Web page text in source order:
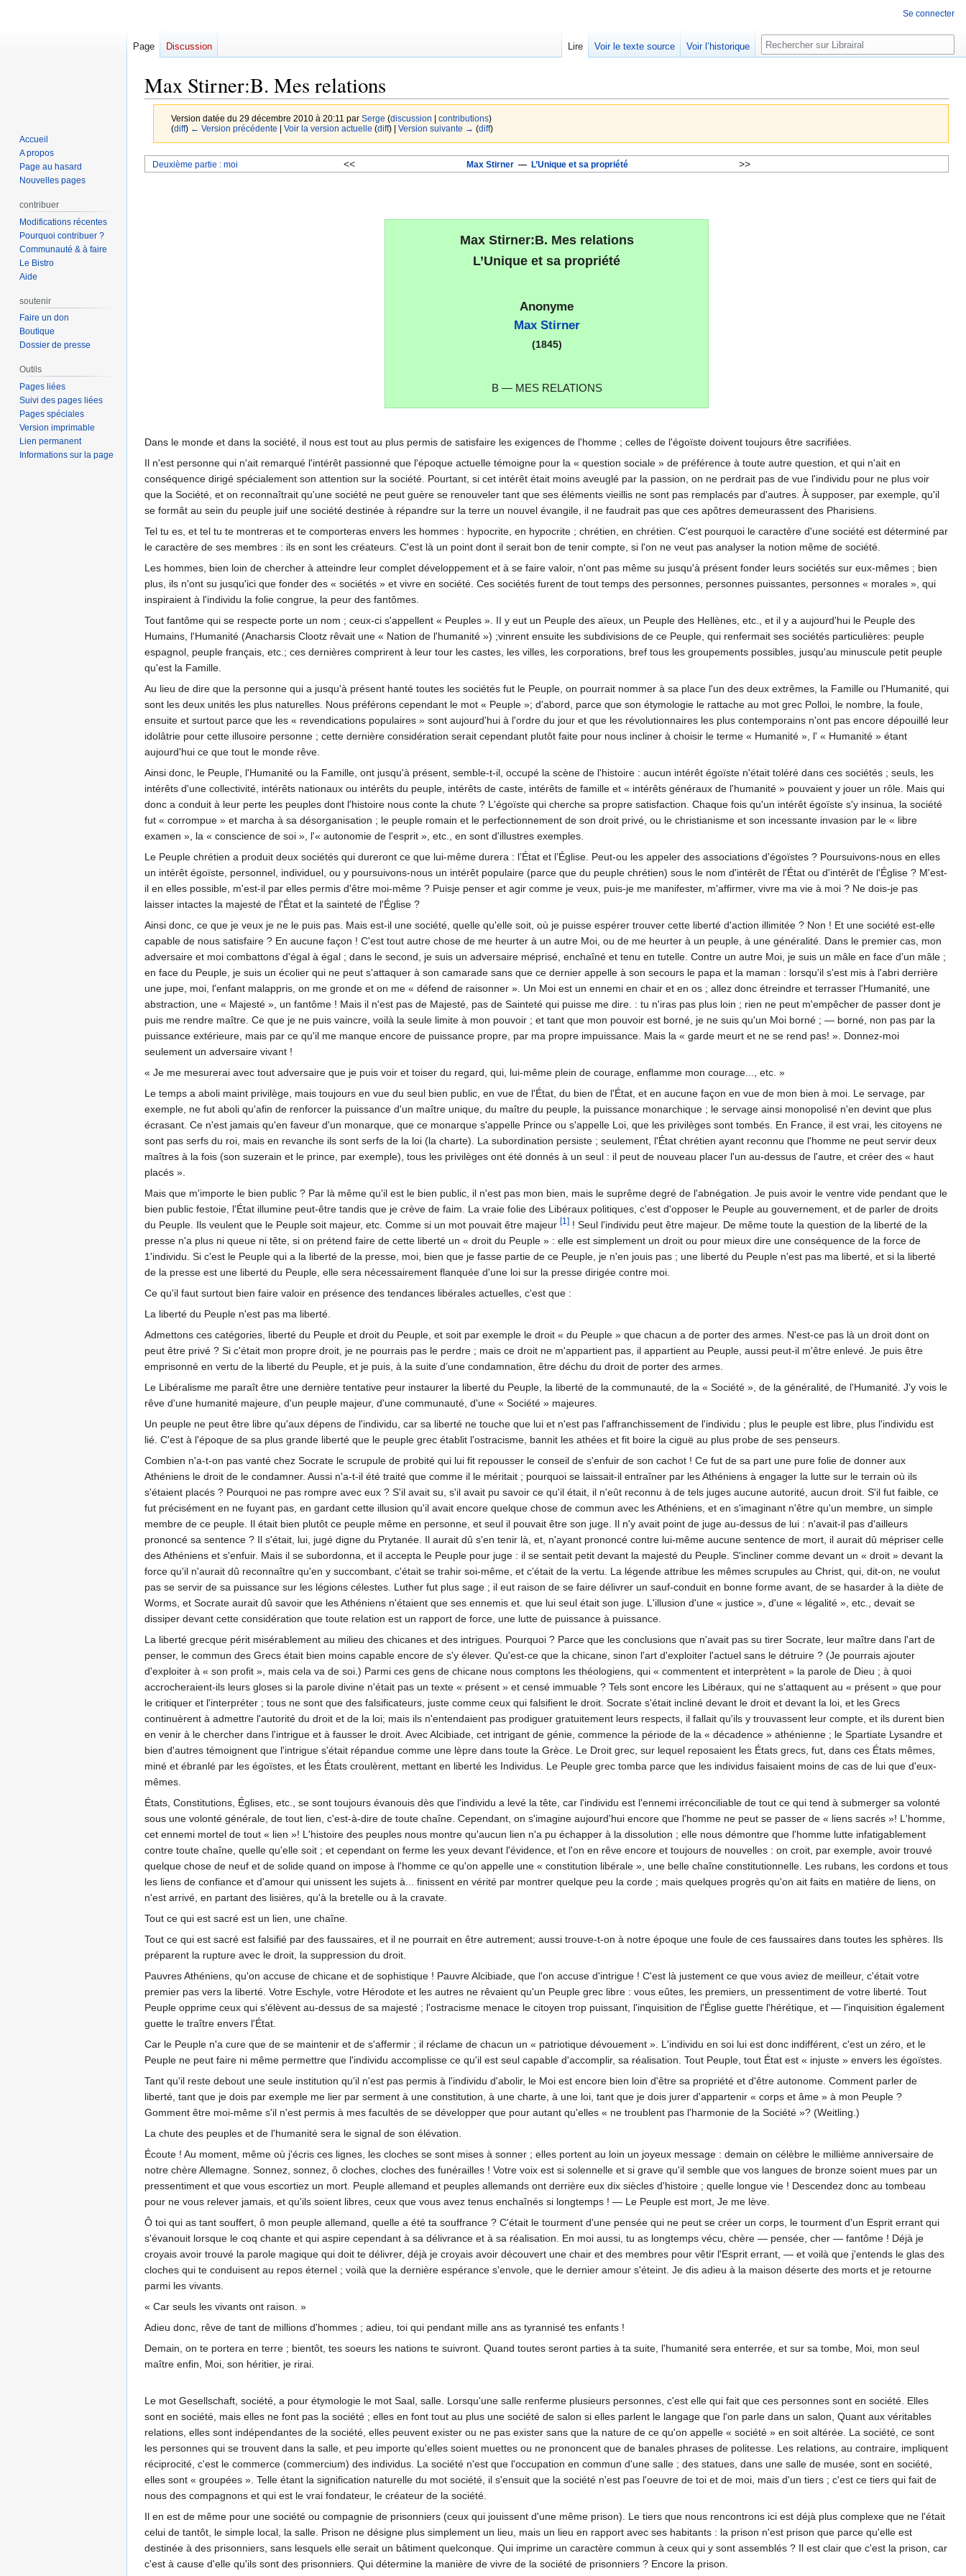
Max Stirner:B. Mes relations
Version datée du 29 décembre 2010 à 20:11 par Serge (discussion contributions)
(diff) ← Version précédente Voir la version actuelle (diff) | Version suivante → (diff)
Aller
Aller
Deuxième partie : moi << Max Stirner— L’Unique et sa propriété >>
Max Stirner:B. Mes relations
L’Unique et sa propriété
Anonyme
Max Stirner
(1845)
B — MES RELATIONS
Dans le monde et dans la société, il nous est tout au plus permis de satisfaire les exigences de l'homme ; celles de l'égoïste doivent toujours être sacrifiées.
Il n'est personne qui n'ait remarqué l'intérêt passionné que l'époque actuelle témoigne pour la « question sociale » de préférence à toute autre question, et qui n'ait en
conséquence dirigé spécialement son attention sur la société. Pourtant, si cet intérêt était moins aveuglé par la passion, on ne perdrait pas de vue l'individu pour ne plus voir
que la Société, et on reconnaîtrait qu'une société ne peut guère se renouveler tant que ses éléments vieillis ne sont pas remplacés par d'autres. À supposer, par exemple, qu'il
se formât au sein du peuple juif une société destinée à répandre sur la terre un nouvel évangile, il ne faudrait pas que ces apôtres demeurassent des Pharisiens.
Tel tu es, et tel tu te montreras et te comporteras envers les hommes : hypocrite, en hypocrite ; chrétien, en chrétien. C'est pourquoi le caractère d'une société est déterminé par
le caractère de ses membres : ils en sont les créateurs. C'est là un point dont il serait bon de tenir compte, si l'on ne veut pas analyser la notion même de société.
Les hommes, bien loin de chercher à atteindre leur complet développement et à se faire valoir, n'ont pas même su jusqu'à présent fonder leurs sociétés sur eux-mêmes ; bien
plus, ils n'ont su jusqu'ici que fonder des « sociétés » et vivre en société. Ces sociétés furent de tout temps des personnes, personnes puissantes, personnes « morales », qui
inspiraient à l'individu la folie congrue, la peur des fantômes.
Tout fantôme qui se respecte porte un nom ; ceux-ci s'appellent « Peuples ». II y eut un Peuple des aïeux, un Peuple des Hellènes, etc., et il y a aujourd'hui le Peuple des
Humains, l'Humanité (Anacharsis Clootz rêvait une « Nation de l'humanité ») ;vinrent ensuite les subdivisions de ce Peuple, qui renfermait ses sociétés particulières: peuple
espagnol, peuple français, etc.; ces dernières comprirent à leur tour les castes, les villes, les corporations, bref tous les groupements possibles, jusqu'au minuscule petit peuple
qu'est la Famille.
Au lieu de dire que la personne qui a jusqu'à présent hanté toutes les sociétés fut le Peuple, on pourrait nommer à sa place l'un des deux extrêmes, la Famille ou l'Humanité, qui
sont les deux unités les plus naturelles. Nous préférons cependant le mot « Peuple »; d'abord, parce que son étymologie le rattache au mot grec Polloi, le nombre, la foule,
ensuite et surtout parce que les « revendications populaires » sont aujourd'hui à l'ordre du jour et que les révolutionnaires les plus contemporains n'ont pas encore dépouillé leur
idolâtrie pour cette illusoire personne ; cette dernière considération serait cependant plutôt faite pour nous incliner à choisir le terme « Humanité », l' « Humanité » étant
aujourd'hui ce que tout le monde rêve.
Ainsi donc, le Peuple, l'Humanité ou la Famille, ont jusqu'à présent, semble-t-il, occupé la scène de l'histoire : aucun intérêt égoïste n'était toléré dans ces sociétés ; seuls, les
intérêts d'une collectivité, intérêts nationaux ou intérêts du peuple, intérêts de caste, intérêts de famille et « intérêts généraux de l'humanité » pouvaient y jouer un rôle. Mais qui
donc a conduit à leur perte les peuples dont l'histoire nous conte la chute ? L'égoïste qui cherche sa propre satisfaction. Chaque fois qu'un intérêt égoïste s'y insinua, la société
fut « corrompue » et marcha à sa désorganisation ; le peuple romain et le perfectionnement de son droit privé, ou le christianisme et son incessante invasion par le « libre
examen », la « conscience de soi », l'« autonomie de l'esprit », etc., en sont d'illustres exemples.
Le Peuple chrétien a produit deux sociétés qui dureront ce que lui-même durera : l’État et l’Église. Peut-ou les appeler des associations d'égoïstes ? Poursuivons-nous en elles
un intérêt égoïste, personnel, individuel, ou y poursuivons-nous un intérêt populaire (parce que du peuple chrétien) sous le nom d'intérêt de l'État ou d'intérêt de l'Église ? M'est-
il en elles possible, m'est-il par elles permis d'être moi-même ? Puisje penser et agir comme je veux, puis-je me manifester, m'affirmer, vivre ma vie à moi ? Ne dois-je pas
laisser intactes la majesté de l'État et la sainteté de l'Église ?
Ainsi donc, ce que je veux je ne le puis pas. Mais est-il une société, quelle qu'elle soit, où je puisse espérer trouver cette liberté d'action illimitée ? Non ! Et une société est-elle
capable de nous satisfaire ? En aucune façon ! C'est tout autre chose de me heurter à un autre Moi, ou de me heurter à un peuple, à une généralité. Dans le premier cas, mon
adversaire et moi combattons d'égal à égal ; dans le second, je suis un adversaire méprisé, enchaîné et tenu en tutelle. Contre un autre Moi, je suis un mâle en face d'un mâle ;
en face du Peuple, je suis un écolier qui ne peut s'attaquer à son camarade sans que ce dernier appelle à son secours le papa et la maman : lorsqu'il s'est mis à l'abri derrière
une jupe, moi, l'enfant malappris, on me gronde et on me « défend de raisonner ». Un Moi est un ennemi en chair et en os ; allez donc étreindre et terrasser l'Humanité, une
abstraction, une « Majesté », un fantôme ! Mais il n'est pas de Majesté, pas de Sainteté qui puisse me dire. : tu n'iras pas plus loin ; rien ne peut m'empêcher de passer dont je
puis me rendre maître. Ce que je ne puis vaincre, voilà la seule limite à mon pouvoir ; et tant que mon pouvoir est borné, je ne suis qu'un Moi borné ; — borné, non pas par la
puissance extérieure, mais par ce qu'il me manque encore de puissance propre, par ma propre impuissance. Mais la « garde meurt et ne se rend pas! ». Donnez-moi
seulement un adversaire vivant !
« Je me mesurerai avec tout adversaire que je puis voir et toiser du regard, qui, lui-même plein de courage, enflamme mon courage..., etc. »
Le temps a aboli maint privilège, mais toujours en vue du seul bien public, en vue de l'État, du bien de l'État, et en aucune façon en vue de mon bien à moi. Le servage, par
exemple, ne fut aboli qu'afin de renforcer la puissance d'un maître unique, du maître du peuple, la puissance monarchique ; le servage ainsi monopolisé n'en devint que plus
écrasant. Ce n'est jamais qu'en faveur d'un monarque, que ce monarque s'appelle Prince ou s'appelle Loi, que les privilèges sont tombés. En France, il est vrai, les citoyens ne
sont pas serfs du roi, mais en revanche ils sont serfs de la loi (la charte). La subordination persiste ; seulement, l'État chrétien ayant reconnu que l'homme ne peut servir deux
maîtres à la fois (son suzerain et le prince, par exemple), tous les privilèges ont été donnés à un seul : il peut de nouveau placer l'un au-dessus de l'autre, et créer des « haut
placés ».
Mais que m'importe le bien public ? Par là même qu'il est le bien public, il n'est pas mon bien, mais le suprême degré de l'abnégation. Je puis avoir le ventre vide pendant que le
bien public festoie, l'État illumine peut-être tandis que je crève de faim. La vraie folie des Libéraux politiques, c'est d'opposer le Peuple au gouvernement, et de parler de droits
du Peuple. Ils veulent que le Peuple soit majeur, etc. Comme si un mot pouvait être majeur [1] ! Seul l'individu peut être majeur. De même toute la question de la liberté de la
presse n'a plus ni queue ni tête, si on prétend faire de cette liberté un « droit du Peuple » : elle est simplement un droit ou pour mieux dire une conséquence de la force de
1'individu. Si c'est le Peuple qui a la liberté de la presse, moi, bien que je fasse partie de ce Peuple, je n'en jouis pas ; une liberté du Peuple n'est pas ma liberté, et si la liberté
de la presse est une liberté du Peuple, elle sera nécessairement flanquée d'une loi sur la presse dirigée contre moi.
Ce qu'il faut surtout bien faire valoir en présence des tendances libérales actuelles, c'est que :
La liberté du Peuple n'est pas ma liberté.
Admettons ces catégories, liberté du Peuple et droit du Peuple, et soit par exemple le droit « du Peuple » que chacun a de porter des armes. N'est-ce pas là un droit dont on
peut être privé ? Si c'était mon propre droit, je ne pourrais pas le perdre ; mais ce droit ne m'appartient pas, il appartient au Peuple, aussi peut-il m'être enlevé. Je puis être
emprisonné en vertu de la liberté du Peuple, et je puis, à la suite d’une condamnation, être déchu du droit de porter des armes.
Le Libéralisme me paraît être une dernière tentative peur instaurer la liberté du Peuple, la liberté de la communauté, de la « Société », de la généralité, de l'Humanité. J'y vois le
rêve d'une humanité majeure, d'un peuple majeur, d'une communauté, d'une « Société » majeures.
Un peuple ne peut être libre qu'aux dépens de l'individu, car sa liberté ne touche que lui et n'est pas l'affranchissement de l'individu ; plus le peuple est libre, plus l'individu est
lié. C'est à l'époque de sa plus grande liberté que le peuple grec établit l'ostracisme, bannit les athées et fit boire la ciguë au plus probe de ses penseurs.
Combien n'a-t-on pas vanté chez Socrate le scrupule de probité qui lui fit repousser le conseil de s'enfuir de son cachot ! Ce fut de sa part une pure folie de donner aux
Athéniens le droit de le condamner. Aussi n'a-t-il été traité que comme il le méritait ; pourquoi se laissait-il entraîner par les Athéniens à engager la lutte sur le terrain où ils
s'étaient placés ? Pourquoi ne pas rompre avec eux ? S'il avait su, s'il avait pu savoir ce qu'il était, il n'eût reconnu à de tels juges aucune autorité, aucun droit. S'il fut faible, ce
fut précisément en ne fuyant pas, en gardant cette illusion qu'il avait encore quelque chose de commun avec les Athéniens, et en s'imaginant n'être qu'un membre, un simple
membre de ce peuple. Il était bien plutôt ce peuple même en personne, et seul il pouvait être son juge. Il n'y avait point de juge au-dessus de lui : n'avait-il pas d'ailleurs
prononcé sa sentence ? Il s'était, lui, jugé digne du Prytanée. Il aurait dû s'en tenir là, et, n'ayant prononcé contre lui-même aucune sentence de mort, il aurait dû mépriser celle
des Athéniens et s'enfuir. Mais il se subordonna, et il accepta le Peuple pour juge : il se sentait petit devant la majesté du Peuple. S'incliner comme devant un « droit » devant la
force qu'il n'aurait dû reconnaître qu'en y succombant, c'était se trahir soi-même, et c'était de la vertu. La légende attribue les mêmes scrupules au Christ, qui, dit-on, ne voulut
pas se servir de sa puissance sur les légions célestes. Luther fut plus sage ; il eut raison de se faire délivrer un sauf-conduit en bonne forme avant, de se hasarder à la diète de
Worms, et Socrate aurait dû savoir que les Athéniens n'étaient que ses ennemis et. que lui seul était son juge. L'illusion d'une « justice », d'une « légalité », etc., devait se
dissiper devant cette considération que toute relation est un rapport de force, une lutte de puissance à puissance.
La liberté grecque périt misérablement au milieu des chicanes et des intrigues. Pourquoi ? Parce que les conclusions que n'avait pas su tirer Socrate, leur maître dans l'art de
penser, le commun des Grecs était bien moins capable encore de s'y élever. Qu'est-ce que la chicane, sinon l'art d'exploiter l'actuel sans le détruire ? (Je pourrais ajouter
d'exploiter à « son profit », mais cela va de soi.) Parmi ces gens de chicane nous comptons les théologiens, qui « commentent et interprètent » la parole de Dieu ; à quoi
accrocheraient-ils leurs gloses si la parole divine n'était pas un texte « présent » et censé immuable ? Tels sont encore les Libéraux, qui ne s'attaquent au « présent » que pour
le critiquer et l'interpréter ; tous ne sont que des falsificateurs, juste comme ceux qui falsifient le droit. Socrate s'était incliné devant le droit et devant la loi, et les Grecs
continuèrent à admettre l'autorité du droit et de la loi; mais ils n'entendaient pas prodiguer gratuitement leurs respects, il fallait qu'ils y trouvassent leur compte, et ils durent bien
en venir à le chercher dans l'intrigue et à fausser le droit. Avec Alcibiade, cet intrigant de génie, commence la période de la « décadence » athénienne ; le Spartiate Lysandre et
bien d'autres témoignent que l'intrigue s'était répandue comme une lèpre dans toute la Grèce. Le Droit grec, sur lequel reposaient les États grecs, fut, dans ces États mêmes,
miné et ébranlé par les égoïstes, et les États croulèrent, mettant en liberté les Individus. Le Peuple grec tomba parce que les individus faisaient moins de cas de lui que d'eux-
mêmes.
États, Constitutions, Églises, etc., se sont toujours évanouis dès que l'individu a levé la tête, car l'individu est l'ennemi irréconciliable de tout ce qui tend à submerger sa volonté
sous une volonté générale, de tout lien, c'est-à-dire de toute chaîne. Cependant, on s'imagine aujourd'hui encore que l'homme ne peut se passer de « liens sacrés »! L'homme,
cet ennemi mortel de tout « lien »! L'histoire des peuples nous montre qu'aucun lien n'a pu échapper à la dissolution ; elle nous démontre que l'homme lutte infatigablement
contre toute chaîne, quelle qu'elle soit ; et cependant on ferme les yeux devant l'évidence, et l'on en rêve encore et toujours de nouvelles : on croit, par exemple, avoir trouvé
quelque chose de neuf et de solide quand on impose à l'homme ce qu'on appelle une « constitution libérale », une belle chaîne constitutionnelle. Les rubans, les cordons et tous
les liens de confiance et d'amour qui unissent les sujets à... finissent en vérité par montrer quelque peu la corde ; mais quelques progrès qu'on ait faits en matière de liens, on
n'est arrivé, en partant des lisières, qu'à la bretelle ou à la cravate.
Tout ce qui est sacré est un lien, une chaîne.
Tout ce qui est sacré est falsifié par des faussaires, et il ne pourrait en être autrement; aussi trouve-t-on à notre époque une foule de ces faussaires dans toutes les sphères. Ils
préparent la rupture avec le droit, la suppression du droit.
Pauvres Athéniens, qu'on accuse de chicane et de sophistique ! Pauvre Alcibiade, que l'on accuse d'intrigue ! C'est là justement ce que vous aviez de meilleur, c'était votre
premier pas vers la liberté. Votre Eschyle, votre Hérodote et les autres ne rêvaient qu'un Peuple grec libre : vous eûtes, les premiers, un pressentiment de votre liberté. Tout
Peuple opprime ceux qui s'élèvent au-dessus de sa majesté ; l'ostracisme menace le citoyen trop puissant, l'inquisition de l'Église guette l'hérétique, et — l'inquisition également
guette le traître envers l'État.
Car le Peuple n'a cure que de se maintenir et de s'affermir ; il réclame de chacun un « patriotique dévouement ». L'individu en soi lui est donc indifférent, c'est un zéro, et le
Peuple ne peut faire ni même permettre que l'individu accomplisse ce qu'il est seul capable d'accomplir, sa réalisation. Tout Peuple, tout État est « injuste » envers les égoïstes.
Tant qu'il reste debout une seule institution qu'il n'est pas permis à l'individu d'abolir, le Moi est encore bien loin d'être sa propriété et d'être autonome. Comment parler de
liberté, tant que je dois par exemple me lier par serment à une constitution, à une charte, à une loi, tant que je dois jurer d'appartenir « corps et âme » à mon Peuple ?
Gomment être moi-même s'il n'est permis à mes facultés de se développer que pour autant qu'elles « ne troublent pas l'harmonie de la Société »? (Weitling.)
La chute des peuples et de l'humanité sera le signal de son élévation.
Écoute ! Au moment, même où j'écris ces lignes, les cloches se sont mises à sonner ; elles portent au loin un joyeux message : demain on célèbre le millième anniversaire de
notre chère Allemagne. Sonnez, sonnez, ô cloches, cloches des funérailles ! Votre voix est si solennelle et si grave qu'il semble que vos langues de bronze soient mues par un
pressentiment et que vous escortiez un mort. Peuple allemand et peuples allemands ont derrière eux dix siècles d'histoire ; quelle longue vie ! Descendez donc au tombeau
pour ne vous relever jamais, et qu'ils soient libres, ceux que vous avez tenus enchaînés si longtemps ! — Le Peuple est mort, Je me lève.
Ô toi qui as tant souffert, ô mon peuple allemand, quelle a été ta souffrance ? C'était le tourment d'une pensée qui ne peut se créer un corps, le tourment d'un Esprit errant qui
s'évanouit lorsque le coq chante et qui aspire cependant à sa délivrance et à sa réalisation. En moi aussi, tu as longtemps vécu, chère — pensée, cher — fantôme ! Déjà je
croyais avoir trouvé la parole magique qui doit te délivrer, déjà je croyais avoir découvert une chair et des membres pour vêtir l'Esprit errant, — et voilà que j'entends le glas des
cloches qui te conduisent au repos éternel ; voilà que la dernière espérance s'envole, que le dernier amour s'éteint. Je dis adieu à la maison déserte des morts et je retourne
parmi les vivants.
« Car seuls les vivants ont raison. »
Adieu donc, rêve de tant de millions d'hommes ; adieu, toi qui pendant mille ans as tyrannisé tes enfants !
Demain, on te portera en terre ; bientôt, tes soeurs les nations te suivront. Quand toutes seront parties à ta suite, l'humanité sera enterrée, et sur sa tombe, Moi, mon seul
maître enfin, Moi, son héritier, je rirai.
Le mot Gesellschaft, société, a pour étymologie le mot Saal, salle. Lorsqu'une salle renferme plusieurs personnes, c'est elle qui fait que ces personnes sont en société. Elles
sont en société, mais elles ne font pas la société ; elles en font tout au plus une société de salon si elles parlent le langage que l'on parle dans un salon, Quant aux véritables
relations, elles sont indépendantes de la société, elles peuvent exister ou ne pas exister sans que la nature de ce qu'on appelle « société » en soit altérée. La société, ce sont
les personnes qui se trouvent dans la salle, et peu importe qu'elles soient muettes ou ne prononcent que de banales phrases de politesse. Les relations, au contraire, impliquent
réciprocité, c'est le commerce (commercium) des individus. La société n'est que l'occupation en commun d'une salle ; des statues, dans une salle de musée, sont en société,
elles sont « groupées ». Telle étant la signification naturelle du mot société, il s'ensuit que la société n'est pas l'oeuvre de toi et de moi, mais d'un tiers ; c'est ce tiers qui fait de
nous des compagnons et qui est le vrai fondateur, le créateur de la société.
Il en est de même pour une société ou compagnie de prisonniers (ceux qui jouissent d'une même prison). Le tiers que nous rencontrons ici est déjà plus complexe que ne l'était
celui de tantôt, le simple local, la salle. Prison ne désigne plus simplement un lieu, mais un lieu en rapport avec ses habitants : la prison n'est prison que parce qu'elle est
destinée à des prisonniers, sans lesquels elle serait un bâtiment quelconque. Qui imprime un caractère commun à ceux qui y sont assemblés ? Il est clair que c'est la prison, car
c'est à cause d'elle qu'ils sont des prisonniers. Qui détermine la manière de vivre de la société de prisonniers ? Encore la prison.
Se connecter
Page Discussion Lire Voir le texte source Voir l’historique Rechercher
Accueil
A propos
Page au hasard
Nouvelles pages
contribuer
Modifications récentes
Pourquoi contribuer ?
Communauté & à faire
Le Bistro
Aide
soutenir
Faire un don
Boutique
Dossier de presse
Outils
Pages liées
Suivi des pages liées
Pages spéciales
Version imprimable
Lien permanent
Informations sur la page